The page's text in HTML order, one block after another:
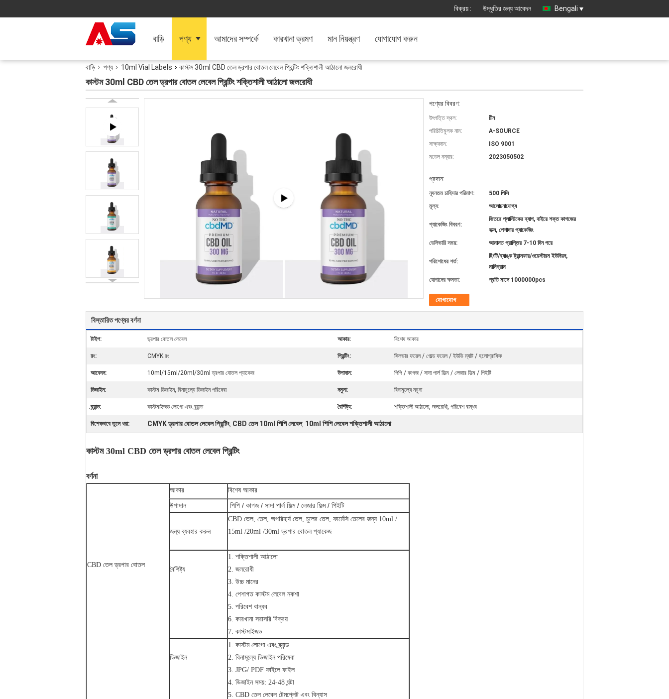
বিক্রয় : উদ্ধৃতির জন্য আবেদন Bengali
বাড়ি পণ্য আমাদের সম্পর্কে কারখানা ভ্রমণ মান নিয়ন্ত্রণ যোগাযোগ করুন
বাড়ি পণ্য 10ml Vial Labels কাস্টম 30ml CBD তেল ড্রপার বোতল লেবেল প্রিন্টিং শক্তিশালী আঠালো জলরোধী
কাস্টম 30ml CBD তেল ড্রপার বোতল লেবেল প্রিন্টিং শক্তিশালী আঠালো জলরোধী
পণ্যের বিবরণ:
উৎপত্তি স্থল:
চীন
পরিচিতিমুলক নাম:
A-SOURCE
সাক্ষ্যদান:
ISO 9001
মডেল নম্বার:
2023050502
প্রদান:
ন্যূনতম চাহিদার পরিমাণ:
500 পিসি
মূল্য:
আলোচনাযোগ্য
প্যাকেজিং বিবরণ:
ভিতরে প্লাস্টিকের ব্যাগ, বাইরে শক্ত কাগজের
বাক্স, পেশাদার প্যাকেজিং
ডেলিভারি সময়:
আমানত প্রাপ্তির 7-10 দিন পরে
পরিশোধের শর্ত:
টি/টি/ব্যাঙ্ক ট্রান্সফার/ওয়েস্টারম ইউনিয়ন,
মানিগ্রাম
যোগানের ক্ষমতা:
প্রতি মাসে 1000000pcs
যোগাযোগ
বিস্তারিত পণ্যের বর্ণনা
টাইপ: ড্রপার বোতল লেবেল আকার: বিশেষ আকার
রং: CMYK রং প্রিন্টিং: সিলভার ফয়েল / গোল্ড ফয়েল / ইউভি ম্যাট / হলোগ্রাফিক
আবেদন: 10ml/15ml/20ml/30ml ড্রপার বোতল প্যাকেজ উপাদান: পিপি / কাগজ / সাদা পার্ল ফিল্ম / লেজার ফিল্ম / পিইটি
ডিজাইন: কাস্টম ডিজাইন, বিনামূল্যে ডিজাইন পরিষেবা নমুনা: বিনামূল্যে নমুনা
ব্র্যান্ড: কাস্টমাইজড লোগো এবং ব্র্যান্ড বৈশিষ্ট্য: শক্তিশালী আঠালো, জলরোধী, পরিবেশ বান্ধব
বিশেষভাবে তুলে ধরা: CMYK ড্রপার বোতল লেবেল প্রিন্টিং, CBD তেল 10ml শিশি লেবেল, 10ml শিশি লেবেল শক্তিশালী আঠালো
কাস্টম 30ml CBD তেল ড্রপার বোতল লেবেল প্রিন্টিং
বর্ণনা
CBD তেল ড্রপার বোতল
আকার বিশেষ আকার
উপাদান পিপি / কাগজ / সাদা পার্ল ফিল্ম / লেজার ফিল্ম / পিইটি
জন্য ব্যবহার করুন
CBD তেল, তেল, অপরিহার্য তেল, চুলের তেল, ফার্মেসি তেলের জন্য 10ml /
15ml /20ml /30ml ড্রপার বোতল প্যাকেজ
বৈশিষ্ট্য
1. শক্তিশালী আঠালো
2. জলরোধী
3. উচ্চ মানের
4. পেশাগত কাস্টম লেবেল নকশা
5. পরিবেশ বান্ধব
6. কারখানা সরাসরি বিক্রয়
7. কাস্টমাইজড
ডিজাইন
1. কাস্টম লোগো এবং ব্র্যান্ড
2. বিনামূল্যে ডিজাইন পরিষেবা
3. JPG/ PDF ফাইলে ফাইল
4. ডিজাইন সময়: 24-48 ঘন্টা
5. CBD তেল লেবেল টেমপ্লেট এবং বিন্যাস